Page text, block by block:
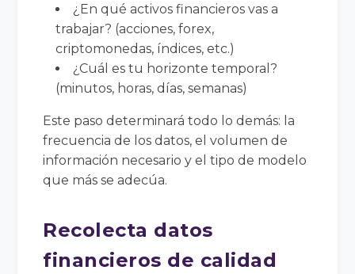
¿En qué activos financieros vas a
trabajar? (acciones, forex,
criptomonedas, índices, etc.)
¿Cuál es tu horizonte temporal?
(minutos, horas, días, semanas)
Este paso determinará todo lo demás: la
frecuencia de los datos, el volumen de
información necesario y el tipo de modelo
que más se adecúa.
Recolecta datos
financieros de calidad